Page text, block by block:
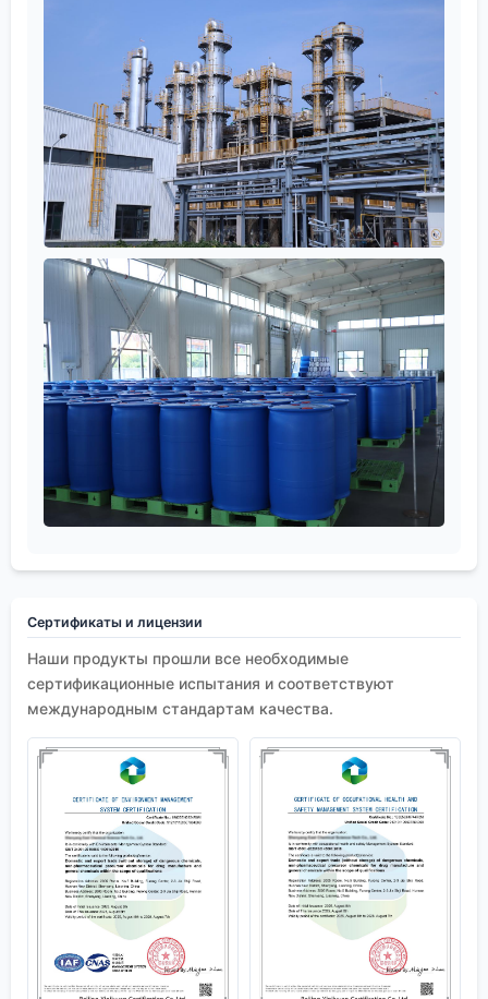
Сертификаты и лицензии
Наши продукты прошли все необходимые
сертификационные испытания и соответствуют
международным стандартам качества.